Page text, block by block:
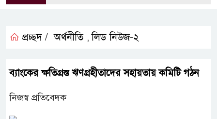
প্রচ্ছদ / অর্থনীতি ,লিড নিউজ-২
ব্যাংকের ক্ষতিগ্রস্ত ঋণগ্রহীতাদের সহায়তায় কমিটি গঠন
নিজস্ব প্রতিবেদক